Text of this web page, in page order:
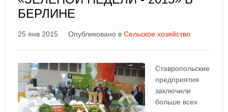
БЕРЛИНЕ
25 янв 2015 Опубликовано в Сельское хозяйство
Ставропольские
предприятия
заключили
больше всех